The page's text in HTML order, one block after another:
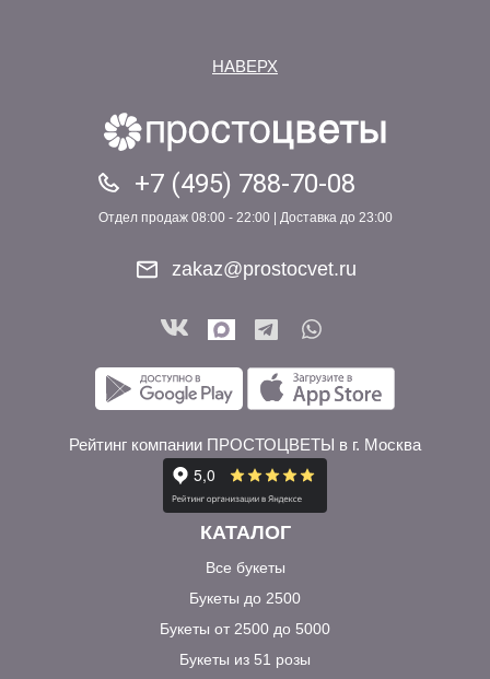
НАВЕРХ
+7 (495) 788-70-08
Отдел продаж 08:00 - 22:00 | Доставка до 23:00
zakaz@prostocvet.ru
Рейтинг компании ПРОСТОЦВЕТЫ в г. Москва
КАТАЛОГ
Все букеты
Букеты до 2500
Букеты от 2500 до 5000
Букеты из 51 розы